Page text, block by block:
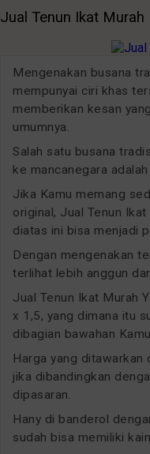
Jual Tenun Ikat Murah
Mengenakan busana
mempunyai ciri khas
memberikan kesan
umumnya.
Salah satu busana
ke mancanegara
Jika Kamu memang
original, Jual Tenun
diatas ini bisa menjadi
Dengan mengenakan
terlihat lebih anggun
Jual Tenun Ikat Murah
x 1,5, yang dimana itu
dibagian bawahan
Harga yang ditawarkan
jika dibandingkan
dipasaran.
Hany di banderol
sudah bisa memiliki